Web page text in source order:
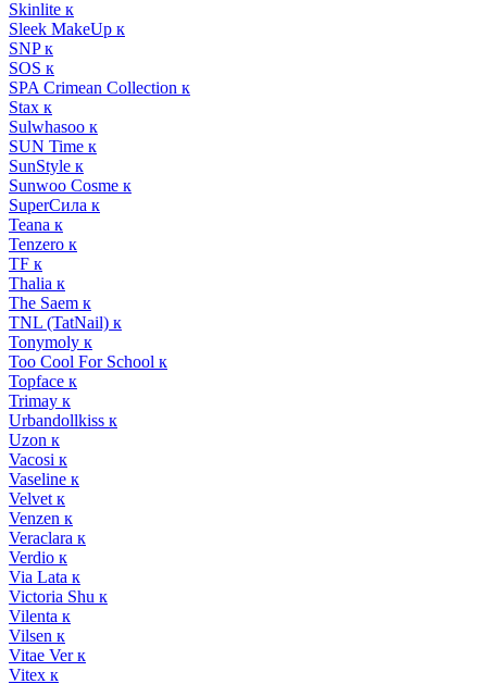
Skinlite к
Sleek MakeUp к
SNP к
SOS к
SPA Crimean Collection к
Stax к
Sulwhasoo к
SUN Time к
SunStyle к
Sunwoo Cosme к
SuperСила к
Teana к
Tenzero к
TF к
Thalia к
The Saem к
TNL (TatNail) к
Tonymoly к
Too Cool For School к
Topface к
Trimay к
Urbandollkiss к
Uzon к
Vacosi к
Vaseline к
Velvet к
Venzen к
Veraclara к
Verdio к
Via Lata к
Victoria Shu к
Vilenta к
Vilsen к
Vitae Ver к
Vitex к